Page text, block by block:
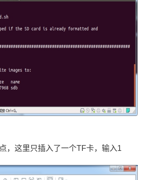
，这里只插入了一个TF卡，输入1